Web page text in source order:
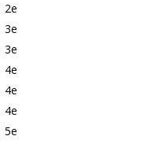
2e
3e
3e
4e
4e
4e
5e